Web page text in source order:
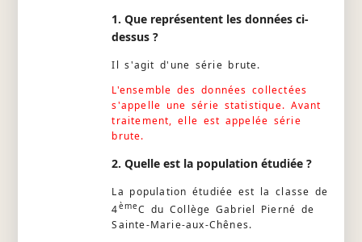
1. Que représentent les données ci-
dessus ?
Il s'agit d'une série brute.
L'ensemble des données collectées
s'appelle une série statistique. Avant
traitement, elle est appelée série
brute.
2. Quelle est la population étudiée ?
La population étudiée est la classe de
4èmeC du Collège Gabriel Pierné de
Sainte-Marie-aux-Chênes.